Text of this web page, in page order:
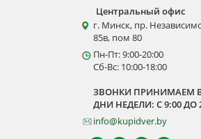
Центральный офис
г. Минск, пр.
85в, пом 80
Пн-Пт: 9:00-20:00
Сб-Вс: 10:00-18:00
ЗВОНКИ ПРИНИМАЕМ
ДНИ НЕДЕЛИ: С 9:00 ДО
info@kupidver.by